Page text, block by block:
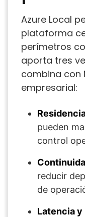
Azure Local
plataforma
perímetros
aporta tres
combina con
empresarial:
pueden
control
reducir
de
Latencia y